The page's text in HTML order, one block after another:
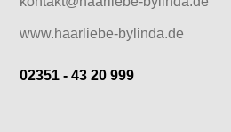
www.haarliebe-bylinda.de
02351 - 43 20 999